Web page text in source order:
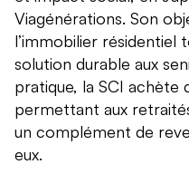
Viagénérations. Son
l’immobilier
solution durable aux
pratique, la SCI achète
permettant aux
un complément de
eux.